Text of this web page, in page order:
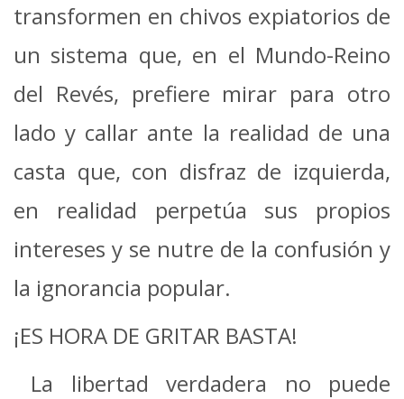
transformen en chivos expiatorios de
un sistema que, en el Mundo-Reino
del Revés, prefiere mirar para otro
lado y callar ante la realidad de una
casta que, con disfraz de izquierda,
en realidad perpetúa sus propios
intereses y se nutre de la confusión y
la ignorancia popular.
¡ES HORA DE GRITAR BASTA!
La libertad verdadera no puede